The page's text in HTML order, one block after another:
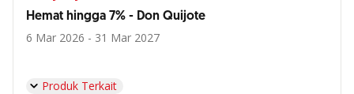
Hemat hingga 7% - Don Quijote
6 Mar 2026 - 31 Mar 2027
Produk Terkait